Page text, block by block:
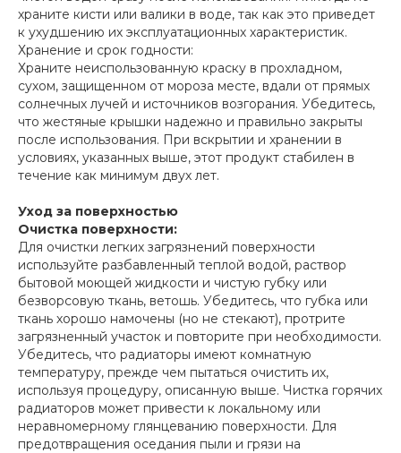
храните кисти или валики в воде, так как это приведет
к ухудшению их эксплуатационных характеристик.
Хранение и срок годности:
Храните неиспользованную краску в прохладном,
сухом, защищенном от мороза месте, вдали от прямых
солнечных лучей и источников возгорания. Убедитесь,
что жестяные крышки надежно и правильно закрыты
после использования. При вскрытии и хранении в
условиях, указанных выше, этот продукт стабилен в
течение как минимум двух лет.
Уход за поверхностью
Очистка поверхности:
Для очистки легких загрязнений поверхности
используйте разбавленный теплой водой, раствор
бытовой моющей жидкости и чистую губку или
безворсовую ткань, ветошь. Убедитесь, что губка или
ткань хорошо намочены (но не стекают), протрите
загрязненный участок и повторите при необходимости.
Убедитесь, что радиаторы имеют комнатную
температуру, прежде чем пытаться очистить их,
используя процедуру, описанную выше. Чистка горячих
радиаторов может привести к локальному или
неравномерному глянцеванию поверхности. Для
предотвращения оседания пыли и грязи на